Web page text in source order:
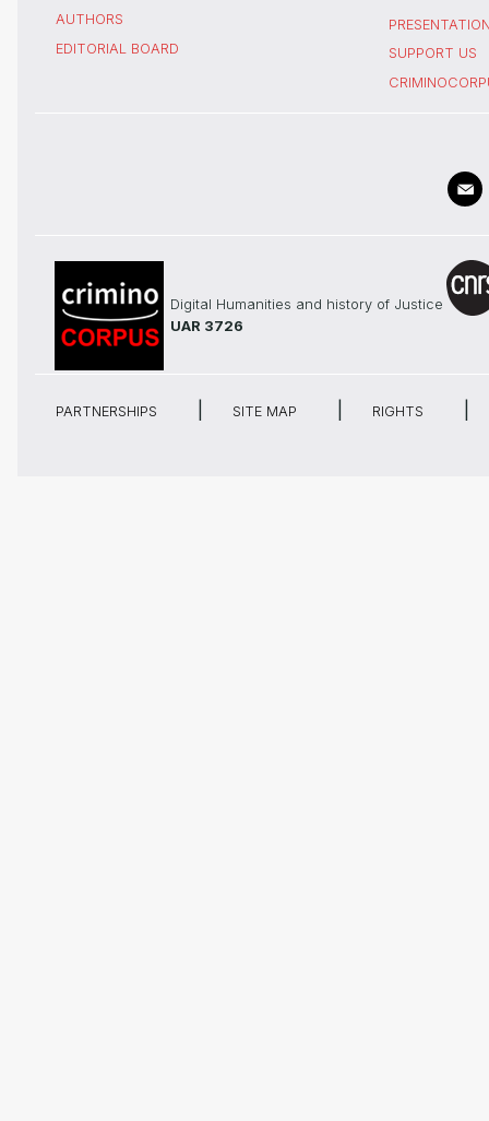
AUTHORS
EDITORIAL BOARD
SUPPORT US
Digital Humanities and history of Justice
UAR 3726
PARTNERSHIPS SITE MAP RIGHTS